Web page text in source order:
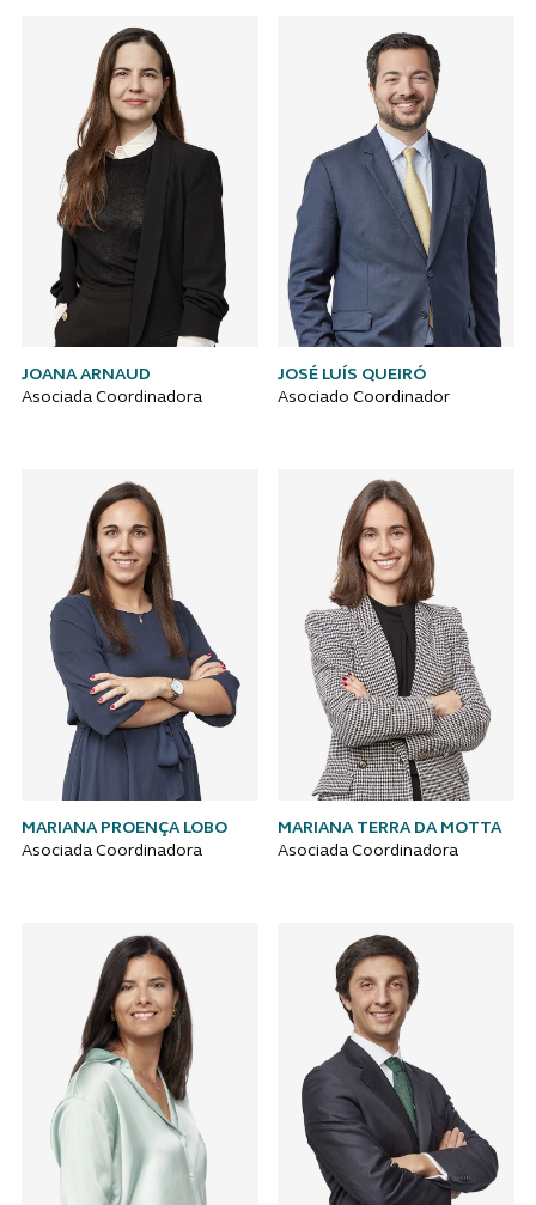
JOANA ARNAUD
Asociada Coordinadora
JOSÉ LUÍS QUEIRÓ
Asociado Coordinador
MARIANA PROENÇA LOBO
Asociada Coordinadora
MARIANA TERRA DA MOTTA
Asociada Coordinadora